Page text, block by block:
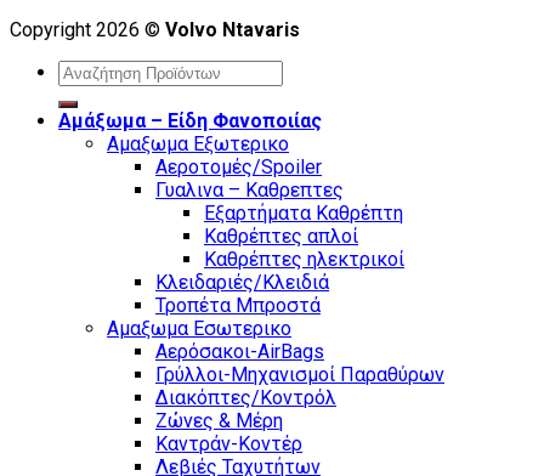
Copyright 2026 © Volvo Ntavaris
Search
for:
Αμάξωμα – Είδη Φανοποιίας
Αμαξωμα Εξωτερικο
Αεροτομές/Spoiler
Γυαλινα – Καθρεπτες
Εξαρτήματα Καθρέπτη
Καθρέπτες απλοί
Καθρέπτες ηλεκτρικοί
Κλειδαριές/Κλειδιά
Τροπέτα Μπροστά
Αμαξωμα Εσωτερικο
Αερόσακοι-AirBags
Γρύλλοι-Μηχανισμοί Παραθύρων
Διακόπτες/Κοντρόλ
Ζώνες & Μέρη
Καντράν-Κοντέρ
Λεβιές Ταχυτήτων